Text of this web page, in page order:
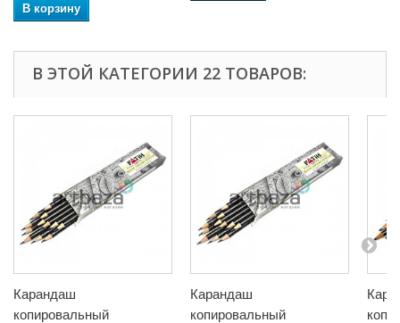
В корзину
В ЭТОЙ КАТЕГОРИИ 22 ТОВАРОВ:
Карандаш
копировальный
Карандаш
копировальный